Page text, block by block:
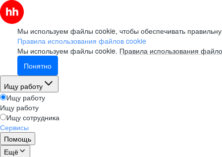
Мы используем файлы cookie, чтобы обеспечивать
Правила использования файлов cookie
Мы используем файлы cookie. Правила использования
Понятно
Ищу работу
Ищу работу
Ищу работу
Ищу сотрудника
Сервисы
Помощь
Ещё